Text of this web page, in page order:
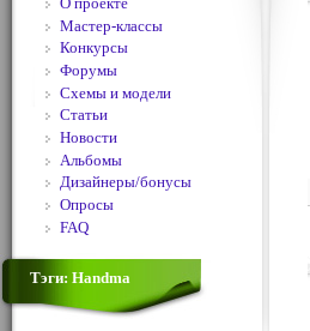
Мастер-классы
Конкурсы
Форумы
Схемы и модели
Статьи
Новости
Альбомы
Дизайнеры/бонусы
Опросы
FAQ
Тэги: Handma